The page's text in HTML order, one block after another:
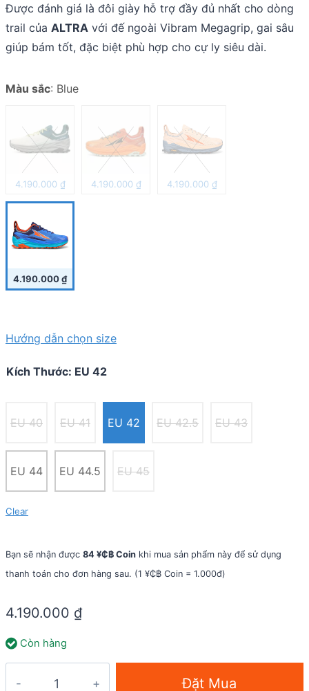
Được đánh giá là đôi giày hỗ trợ đầy đủ nhất cho dòng
trail của ALTRA với đế ngoài Vibram Megagrip, gai sâu
giúp bám tốt, đặc biệt phù hợp cho cự ly siêu dài.
Màu sắc: Blue
4.190.000 ₫ 4.190.000 ₫ 4.190.000 ₫
4.190.000₫
Hướng dẫn chọn size
Kích Thước: EU 42
EU 40 EU 41 EU 42 EU 42.5 EU 43
EU 44 EU 44.5 EU 45
Clear
Bạn sẽ nhận được 84 ¥₵฿ Coin khi mua sản phẩm này để sử dụng
thanh toán cho đơn hàng sau. (1 ¥₵฿ Coin = 1.000đ)
4.190.000 ₫
Còn hàng
Đặt Mua